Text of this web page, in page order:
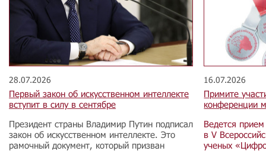
28.07.2026
Первый закон об искусственном интеллекте
вступит в силу в сентябре
Президент страны Владимир Путин подписал
закон об искусственном интеллекте. Это
рамочный документ, который призван
16.07.2026
Примите
конференции
Ведется
в V
ученых